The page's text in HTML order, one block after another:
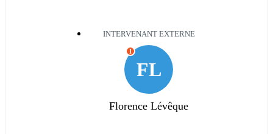
INTERVENANT EXTERNE
FL
I
Florence Lévêque